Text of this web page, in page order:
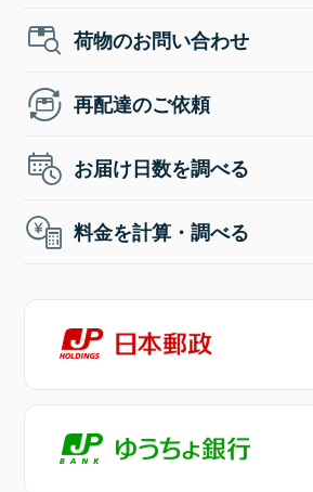
荷物のお問い合わせ
再配達のご依頼
お届け日数を調べる
料金を計算・調べる